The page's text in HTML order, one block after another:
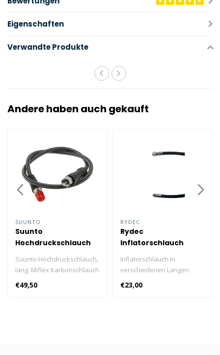
Eigenschaften
Verwandte Produkte
Andere haben auch gekauft
SUUNTO
Suunto
Hochdruckschlauch
Suunto Hochdruckschlauch,
lang. Miflex Karbonschlauch
für Drücke bis 300 bar /
4.000 psi; Länge 80 cm / 31.5
€49,50
RYDEC
Rydec
Inflatorschlauch
Schwarz
Inflatorschlauch in
verschiedenen Längen
erhältlich. Erhältlich in 60, 65,
74, 90 und 100 cm.
€23,00